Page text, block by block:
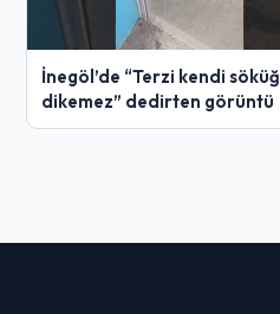
İnegöl’de “Terzi kendi
dikemez” dedirten görüntü